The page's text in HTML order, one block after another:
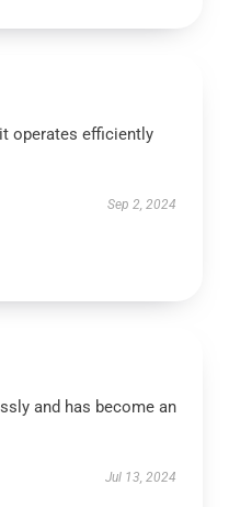
operates efficiently
Sep 2, 2024
and has become an
Jul 13, 2024